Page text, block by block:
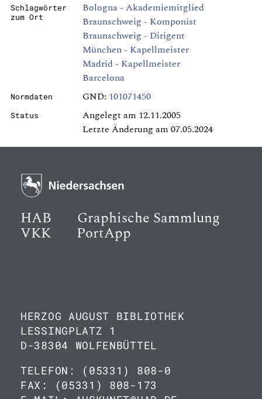
Schlagwörter
zum Ort
Bologna - Akademiemitglied
Braunschweig - Komponist
Braunschweig - Dirigent
München - Kapellmeister
Madrid - Kapellmeister
Barcelona
Normdaten GND: 101071450
Status
Angelegt am 12.11.2005
Letzte Änderung am 07.05.2024
HAB Graphische Sammlung
VKK PortApp
HERZOG AUGUST BIBLIOTHEK
LESSINGPLATZ 1
D-38304 WOLFENBÜTTEL
TELEFON: (05331) 808-0
FAX: (05331) 808-173